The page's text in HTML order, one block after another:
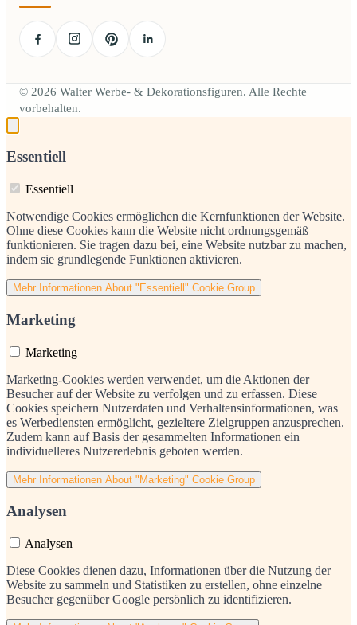
© 2026 Walter Werbe- & Dekorationsfiguren. Alle Rechte
vorbehalten.
Essentiell
Essentiell
Notwendige Cookies ermöglichen die Kernfunktionen der Website.
Ohne diese Cookies kann die Website nicht ordnungsgemäß
funktionieren. Sie tragen dazu bei, eine Website nutzbar zu machen,
indem sie grundlegende Funktionen aktivieren.
Mehr Informationen About "Essentiell" Cookie Group
Marketing
Marketing
Marketing-Cookies werden verwendet, um die Aktionen der
Besucher auf der Website zu verfolgen und zu erfassen. Diese
Cookies speichern Nutzerdaten und Verhaltensinformationen, was
es Werbediensten ermöglicht, gezieltere Zielgruppen anzusprechen.
Zudem kann auf Basis der gesammelten Informationen ein
individuelleres Nutzererlebnis geboten werden.
Mehr Informationen About "Marketing" Cookie Group
Analysen
Analysen
Diese Cookies dienen dazu, Informationen über die Nutzung der
Website zu sammeln und Statistiken zu erstellen, ohne einzelne
Besucher gegenüber Google persönlich zu identifizieren.